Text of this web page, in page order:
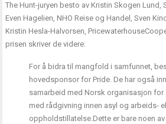
The Hunt-juryen besto av Kristin Skogen Lund,
Even Hagelien, NHO Reise og Handel, Sven
Kristin Hesla-Halvorsen,
prisen skriver de videre:
For å bidra til mangfold i samfunnet,
hovedsponsor for Pride. De har også
samarbeid med Norsk organisasjon for
med rådgivning innen asyl og arbeids-
oppholdstillatelse.Dette er bare noen